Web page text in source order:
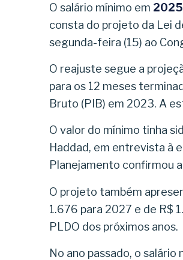
O salário mínimo em 2025
consta do projeto da Lei
segunda-feira (15) ao
O reajuste segue a
para os 12 meses
Bruto (PIB) em 2023. A
O valor do mínimo tinha
Haddad, em entrevista à
Planejamento confirmou
O projeto também
1.676 para 2027 e de R$
PLDO dos próximos anos.
No ano passado, o